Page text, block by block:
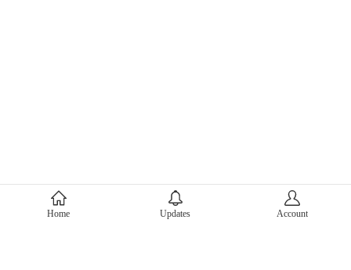
About Mercari
Corporate Site
Home Updates Account